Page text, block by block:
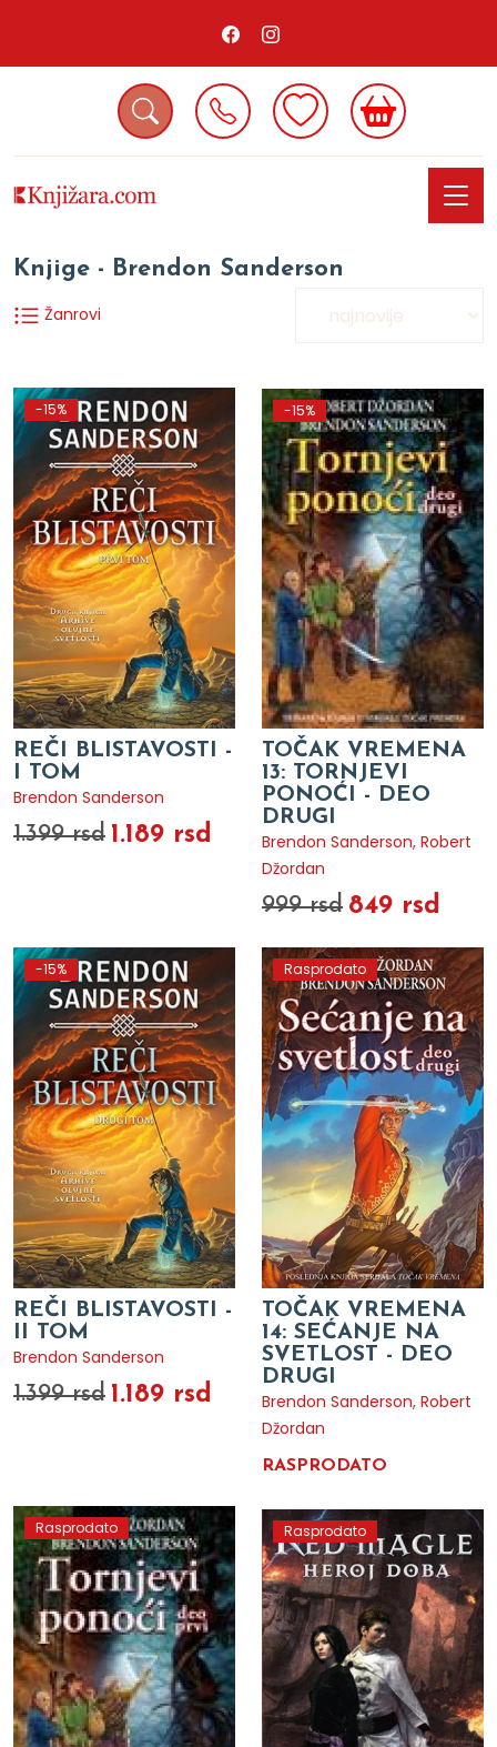
Knjige - Brendon Sanderson
Žanrovi
-15%
REČI BLISTAVOSTI -
I TOM
Brendon Sanderson
1.399 rsd 1.189 rsd
-15%
TOČAK VREMENA
13: TORNJEVI
PONOĆI - DEO
DRUGI
Brendon Sanderson, Robert
Džordan
999 rsd 849 rsd
-15%
REČI BLISTAVOSTI -
II TOM
Brendon Sanderson
1.399 rsd 1.189 rsd
Rasprodato
TOČAK VREMENA
14: SEĆANJE NA
SVETLOST - DEO
DRUGI
Brendon Sanderson, Robert
Džordan
RASPRODATO
Rasprodato Rasprodato